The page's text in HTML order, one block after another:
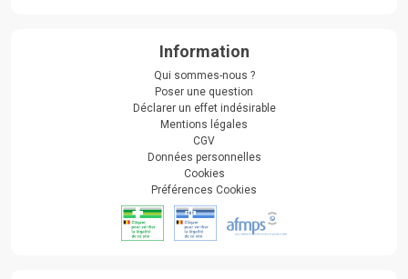
Information
Qui sommes-nous ?
Poser une question
Déclarer un effet indésirable
Mentions légales
CGV
Données personnelles
Cookies
Préférences Cookies